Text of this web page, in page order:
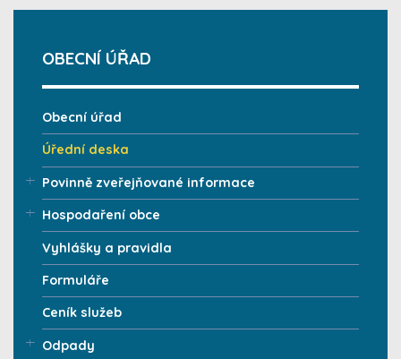
OBECNÍ ÚŘAD
Obecní úřad
Úřední deska
Povinně zveřejňované informace
Hospodaření obce
Vyhlášky a pravidla
Formuláře
Ceník služeb
Odpady